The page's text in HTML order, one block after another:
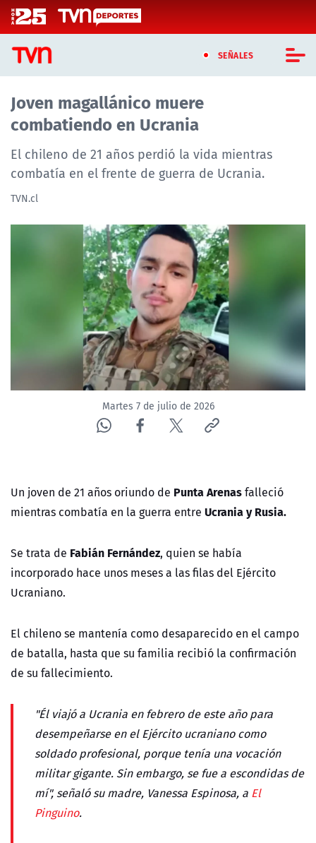
Click acá para ir directamente al contenido
SEÑALES
CASTING MASTERCHEF CHILE
CASTING TVN VERTICAL
TVN VERTICAL
TVN PLAY
PROGRAMAS
ACTUALIDAD Y TENDENCIAS
CORPORATIVO Y TRANSPARENCIA
CANAL DE DENUNCIAS
Joven magallánico muere
combatiendo en Ucrania
El chileno de 21 años perdió la vida mientras
combatía en el frente de guerra de Ucrania.
TVN.cl
Martes 7 de julio de 2026
Un joven de 21 años oriundo de Punta Arenasfalleció
mientras combatía en la guerra entre Ucrania y Rusia.
Se trata de Fabián Fernández, quien se había
incorporado hace unos meses a las filas del Ejército
Ucraniano.
El chileno se mantenía como desaparecido en el campo
de batalla, hasta que su familia recibió la confirmación
de su fallecimiento.
"Él viajó a Ucrania en febrero de este año para
desempeñarse en el Ejército ucraniano como
soldado profesional, porque tenía una vocación
militar gigante. Sin embargo, se fue a escondidas de
mí", señaló su madre, Vanessa Espinosa, a El
Pinguino.